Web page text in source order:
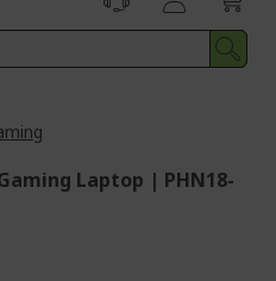
Laptop | PHN18-